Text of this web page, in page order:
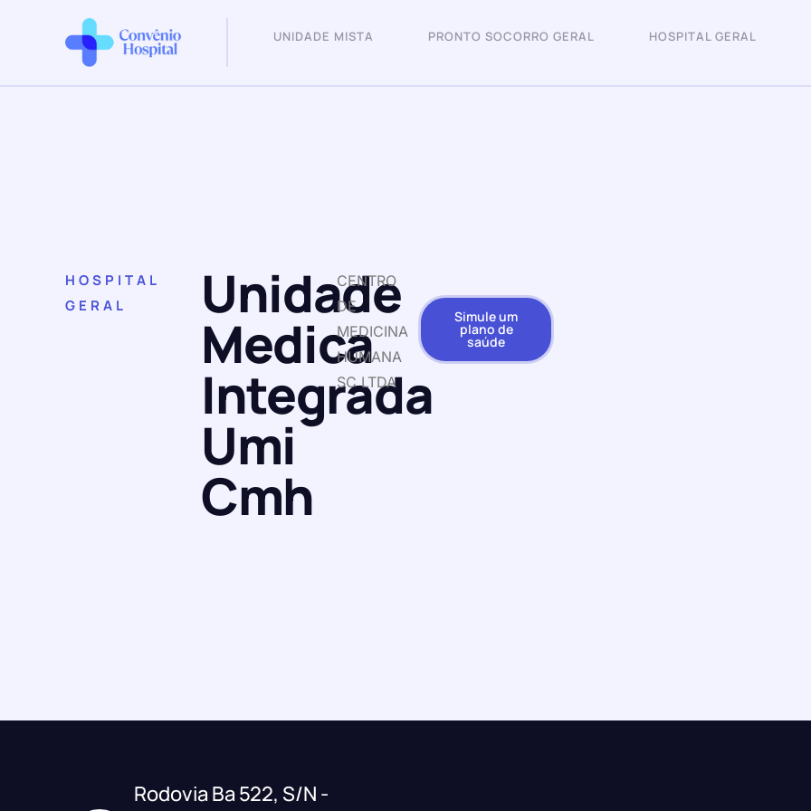
UNIDADE MISTA PRONTO SOCORRO GERAL HOSPITAL GERAL
HOSPITAL
GERAL
Unidade
Medica
Integrada
Umi
Cmh
CENTRO
DE
MEDICINA
HUMANA
SC LTDA
Simule um
plano de
saúde
Rodovia Ba 522, S/N -